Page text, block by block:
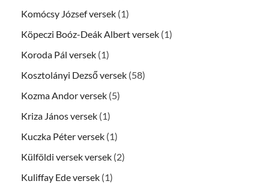
Komócsy József versek (1)
Köpeczi Boóz-Deák Albert versek (1)
Koroda Pál versek (1)
Kosztolányi Dezső versek (58)
Kozma Andor versek (5)
Kriza János versek (1)
Kuczka Péter versek (1)
Külföldi versek versek (2)
Kuliffay Ede versek (1)